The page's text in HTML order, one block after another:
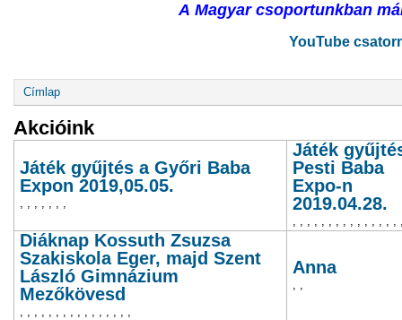
A Magyar csoportunkban
YouTube
Jelenlegi hely
Címlap
Akcióink
Játék gyűjtés a Győri Baba
Expon 2019,05.05.
, , , , , , ,
Játék
Pesti Baba
Expo-n
2019.04.28.
, , , , , , , , , , , , , , ,
Diáknap Kossuth Zsuzsa
Szakiskola Eger, majd Szent
László Gimnázium
Mezőkövesd
, , , , , , , , , , , , , , , ,
Anna
, ,